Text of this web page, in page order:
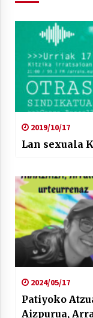
2019/10/17
Lan sexuala
2024/05/17
Patiyoko
Aizpurua,